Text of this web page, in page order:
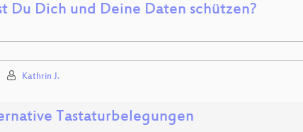
Du Dich und Deine Daten schützen?
Kathrin J.
Tastaturbelegungen